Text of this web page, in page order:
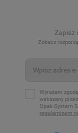
Zapisz
Zobacz
Wyrażam
wskazany
Opak-System
regulaminem